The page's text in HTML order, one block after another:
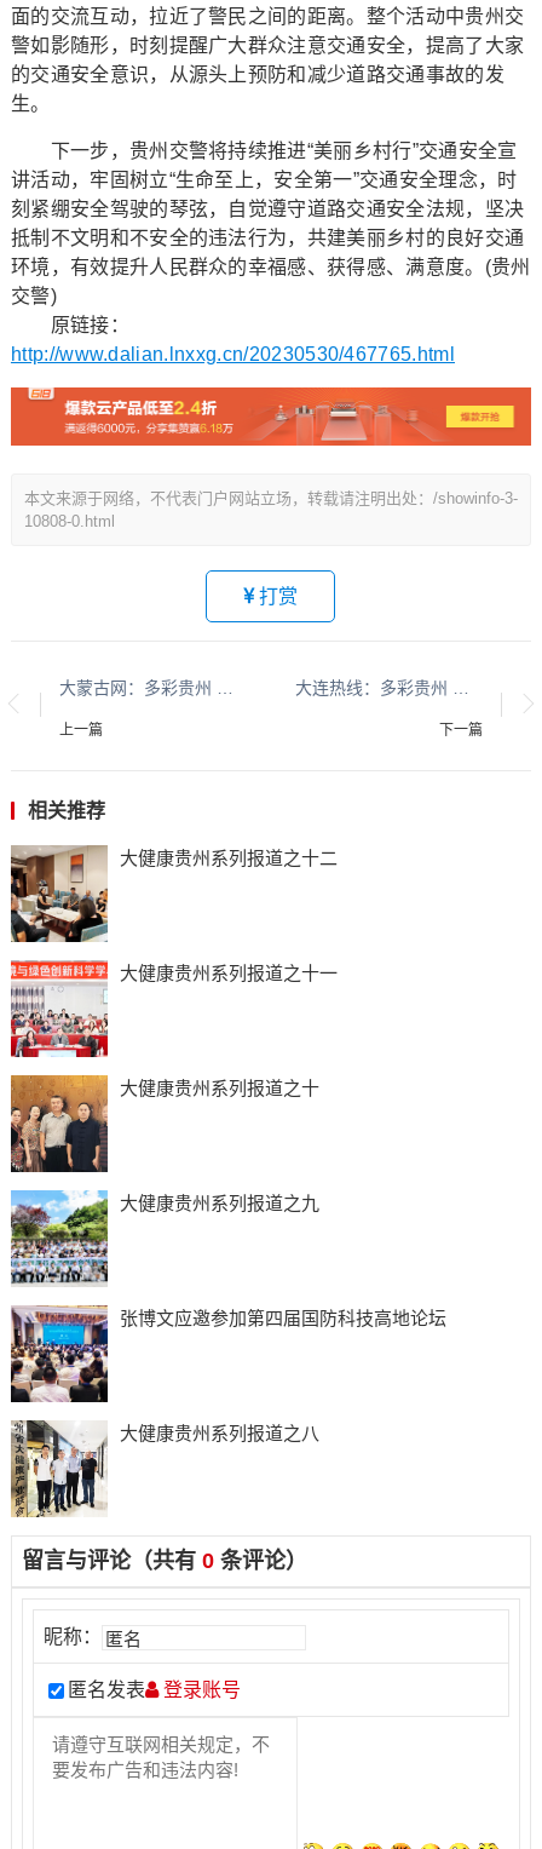
面的交流互动，拉近了警民之间的距离。整个活动中贵州交
警如影随形，时刻提醒广大群众注意交通安全，提高了大家
的交通安全意识，从源头上预防和减少道路交通事故的发
生。
下一步，贵州交警将持续推进“美丽乡村行”交通安全宣
讲活动，牢固树立“生命至上，安全第一”交通安全理念，时
刻紧绷安全驾驶的琴弦，自觉遵守道路交通安全法规，坚决
抵制不文明和不安全的违法行为，共建美丽乡村的良好交通
环境，有效提升人民群众的幸福感、获得感、满意度。(贵州
交警)
原链接：
http://www.dalian.lnxxg.cn/20230530/467765.html
本文来源于网络，不代表门户网站立场，转载请注明出处：/showinfo-3-
10808-0.html
打赏
上一篇 下一篇
相关推荐
大健康贵州系列报道之十二
大健康贵州系列报道之十一
大健康贵州系列报道之十
大健康贵州系列报道之九
张博文应邀参加第四届国防科技高地论坛
大健康贵州系列报道之八
留言与评论（共有 0条评论）
昵称：
匿名发表 登录账号